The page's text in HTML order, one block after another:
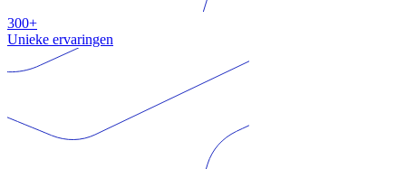
300+
Unieke ervaringen